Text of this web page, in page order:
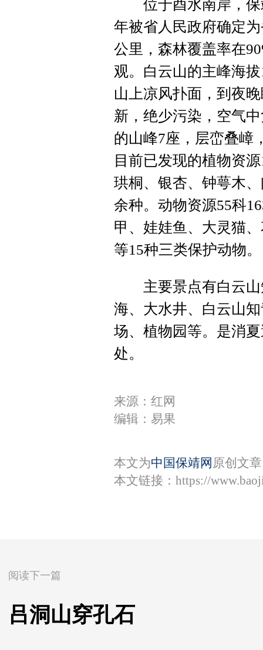
位于酉水南岸，保
年被省人民政府确定
公里，森林覆盖率在
观。白云山的主峰海
山上凉风扑面，到夜
新，绝少污染，空气
的山峰7座，层峦叠嶂
目前已发现的植物资
珙桐、银杏、钟萼木
余种。动物资源55科
甲、娃娃鱼、大灵猫
等15种三类保护动物。
主要景点有白云山
海、大水井、白云山
场、植物园等。是消
处。
来源：红网
编辑：易果
本文为中国保靖网 原创文
本文链接： https://
阅读下一篇
吕洞山穿孔石